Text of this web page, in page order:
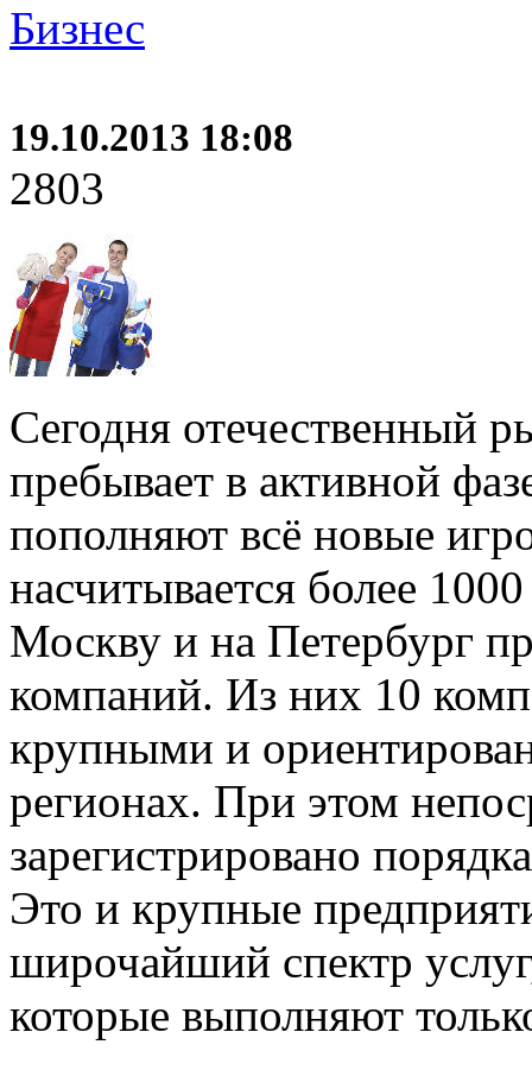
Бизнес
19.10.2013 18:08
2803
Сегодня отечественный
пребывает в активной
пополняют всё новые
насчитывается более
Москву и на Петербург
компаний. Из них 10
крупными и
регионах. При этом
зарегистрировано
Это и крупные
широчайший спектр
которые выполняют